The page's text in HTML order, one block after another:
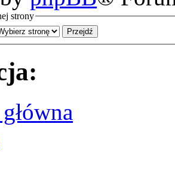
strony